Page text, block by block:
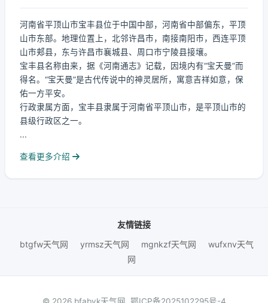
河南省平顶山市宝丰县位于中国中部，河南省中部偏东，平顶
山市东部。地理位置上，北邻许昌市，南接南阳市，西连平顶
山市郏县，东与许昌市襄城县、周口市宁陵县接壤。
宝丰县名称由来，据《河南通志》记载，因境内有“宝天曼”而
得名。“宝天曼”是古代传说中的神灵居所，寓意吉祥如意，保
佑一方平安。
行政隶属方面，宝丰县隶属于河南省平顶山市，是平顶山市的
县级行政区之一。
...
查看更多介绍
友情链接
btgfw天气网
yrmsz天气网 mgnkzf天气网
wufxnv天气
网